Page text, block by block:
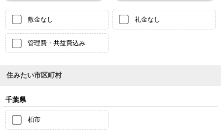
敷金なし 礼金なし
管理費・共益費込み
住みたい市区町村
千葉県
柏市